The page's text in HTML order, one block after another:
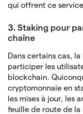
qui offrent ce
3. Staking pour
chaîne
Dans certains cas,
participer les
blockchain.
cryptomonnaie en
les mises à jour, les
feuille de route de